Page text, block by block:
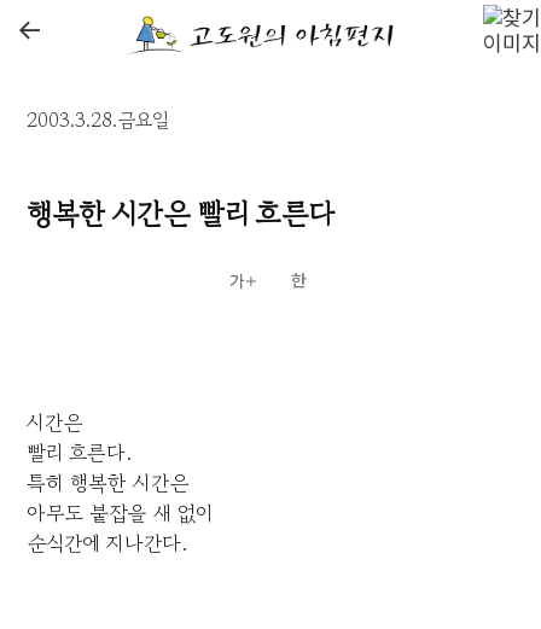
←
2003.3.28.금요일
행복한 시간은 빨리 흐른다
시간은
빨리 흐른다.
특히 행복한 시간은
아무도 붙잡을 새 없이
순식간에 지나간다.